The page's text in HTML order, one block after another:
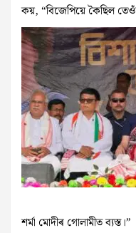
কয়, “বিজেপিয়ে কৈছিল
শৰ্মা মোদীৰ গোলামীত ব্যস্ত।”